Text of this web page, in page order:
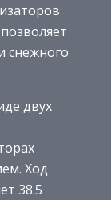
снежного
двух
Ход
38.5